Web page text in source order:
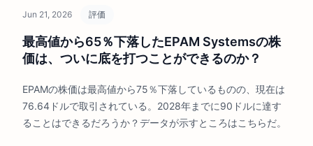
Jun 21, 2026 評価
最高値から65％下落したEPAM Systemsの株
価は、ついに底を打つことができるのか？
EPAMの株価は最高値から75％下落しているものの、現在は
76.64ドルで取引されている。2028年までに90ドルに達す
ることはできるだろうか？データが示すところはこちらだ。